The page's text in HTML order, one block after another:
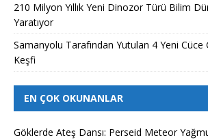
210 Milyon Yıllık Yeni Dinozor Türü Bilim
Yaratıyor
Samanyolu Tarafından Yutulan 4 Yeni Cüce
Keşfi
EN ÇOK OKUNANLAR
Göklerde Ateş Dansı: Perseid Meteor